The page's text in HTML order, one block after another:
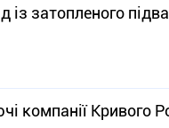
із затопленого
компанії Кривого